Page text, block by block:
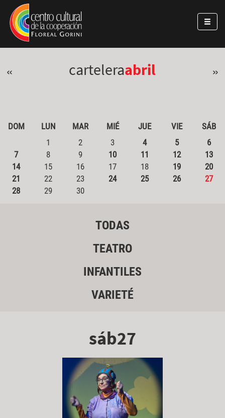
Pasar al contenido principal
Jump to main content
« carteleraabril »
DOM LUN MAR MIÉ JUE VIE
SÁB
1
2 3 4 5
6
7
8 9 10 11 12
13
14
15 16 17 18 19
20
21
22 23 24 25 26
27
28
29 30
TODAS
TEATRO
INFANTILES
VARIETÉ
sáb27